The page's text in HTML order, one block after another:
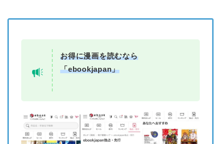
お得に漫画を読むなら
「ebookjapan」